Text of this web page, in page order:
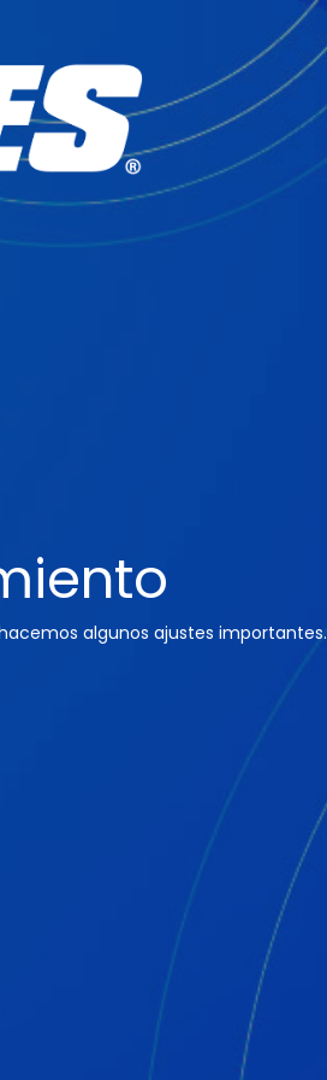
algunos ajustes importantes.